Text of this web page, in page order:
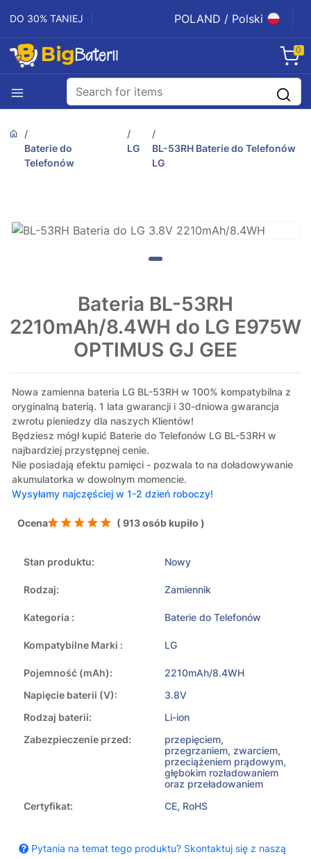
DO 30% TANIEJ POLAND / Polski
0
Baterie do
Telefonów
LG
BL-53RH Baterie do Telefonów
LG
Bateria BL-53RH
2210mAh/8.4WH do LG E975W
OPTIMUS GJ GEE
Nowa zamienna bateria LG BL-53RH w 100% kompatybilna z
oryginalną baterią. 1 lata gwarancji i 30-dniowa gwarancja
zwrotu pieniedzy dla naszych Klientów!
Będziesz mógł kupić Baterie do Telefonów LG BL-53RH w
najbardziej przystępnej cenie.
Nie posiadają efektu pamięci - pozwala to na doładowywanie
akumulatorka w dowolnym momencie.
Wysyłamy najczęściej w 1-2 dzień roboczy!
Ocena ( 913 osób kupiło )
Stan produktu: Nowy
Rodzaj: Zamiennik
Kategoria : Baterie do Telefonów
Kompatybilne Marki : LG
Pojemność (mAh):
2210mAh/8.4WH
Napięcie baterii (V):
3.8V
Rodzaj baterii:
Li-ion
Zabezpieczenie przed:
przepięciem,
przegrzaniem, zwarciem,
przeciążeniem prądowym,
głębokim rozładowaniem
oraz przeładowaniem
Certyfikat:
CE, RoHS
Pytania na temat tego produktu? Skontaktuj się z naszą